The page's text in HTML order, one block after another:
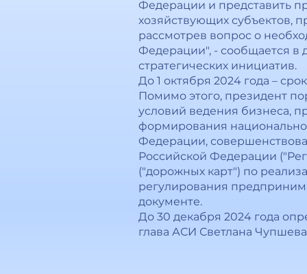
Федерации и представить
хозяйствующих субъектов,
рассмотрев вопрос о
Федерации", - сообщается в
стратегических инициатив.
До 1 октября 2024 года –
Помимо этого, президент
условий ведения бизнеса,
формирования
Федерации,
Российской Федерации
("дорожных карт") по
регулирования
документе.
До 30 декабря 2024 года
глава АСИ Светлана